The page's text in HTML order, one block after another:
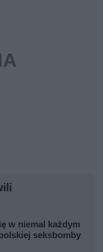
w niemal każdym
seksbomby